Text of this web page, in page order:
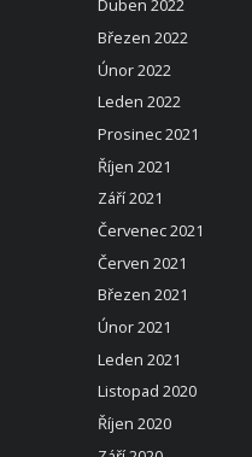
Duben 2022
Březen 2022
Únor 2022
Leden 2022
Prosinec 2021
Říjen 2021
Září 2021
Červenec 2021
Červen 2021
Březen 2021
Únor 2021
Leden 2021
Listopad 2020
Říjen 2020